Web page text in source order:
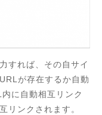
すれば、その自サイ
が存在するか自動
に自動相互リンク
リンクされます。